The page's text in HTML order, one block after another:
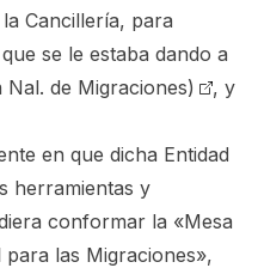
Cancillería, para
se le estaba dando a
Nal. de Migraciones)
, y
en que dicha Entidad
herramientas y
conformar la «Mesa
para las Migraciones»,